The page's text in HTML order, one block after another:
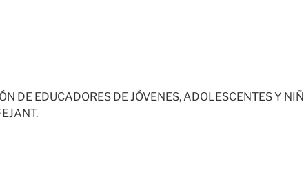
DE EDUCADORES DE JÓVENES, ADOLESCENTES Y